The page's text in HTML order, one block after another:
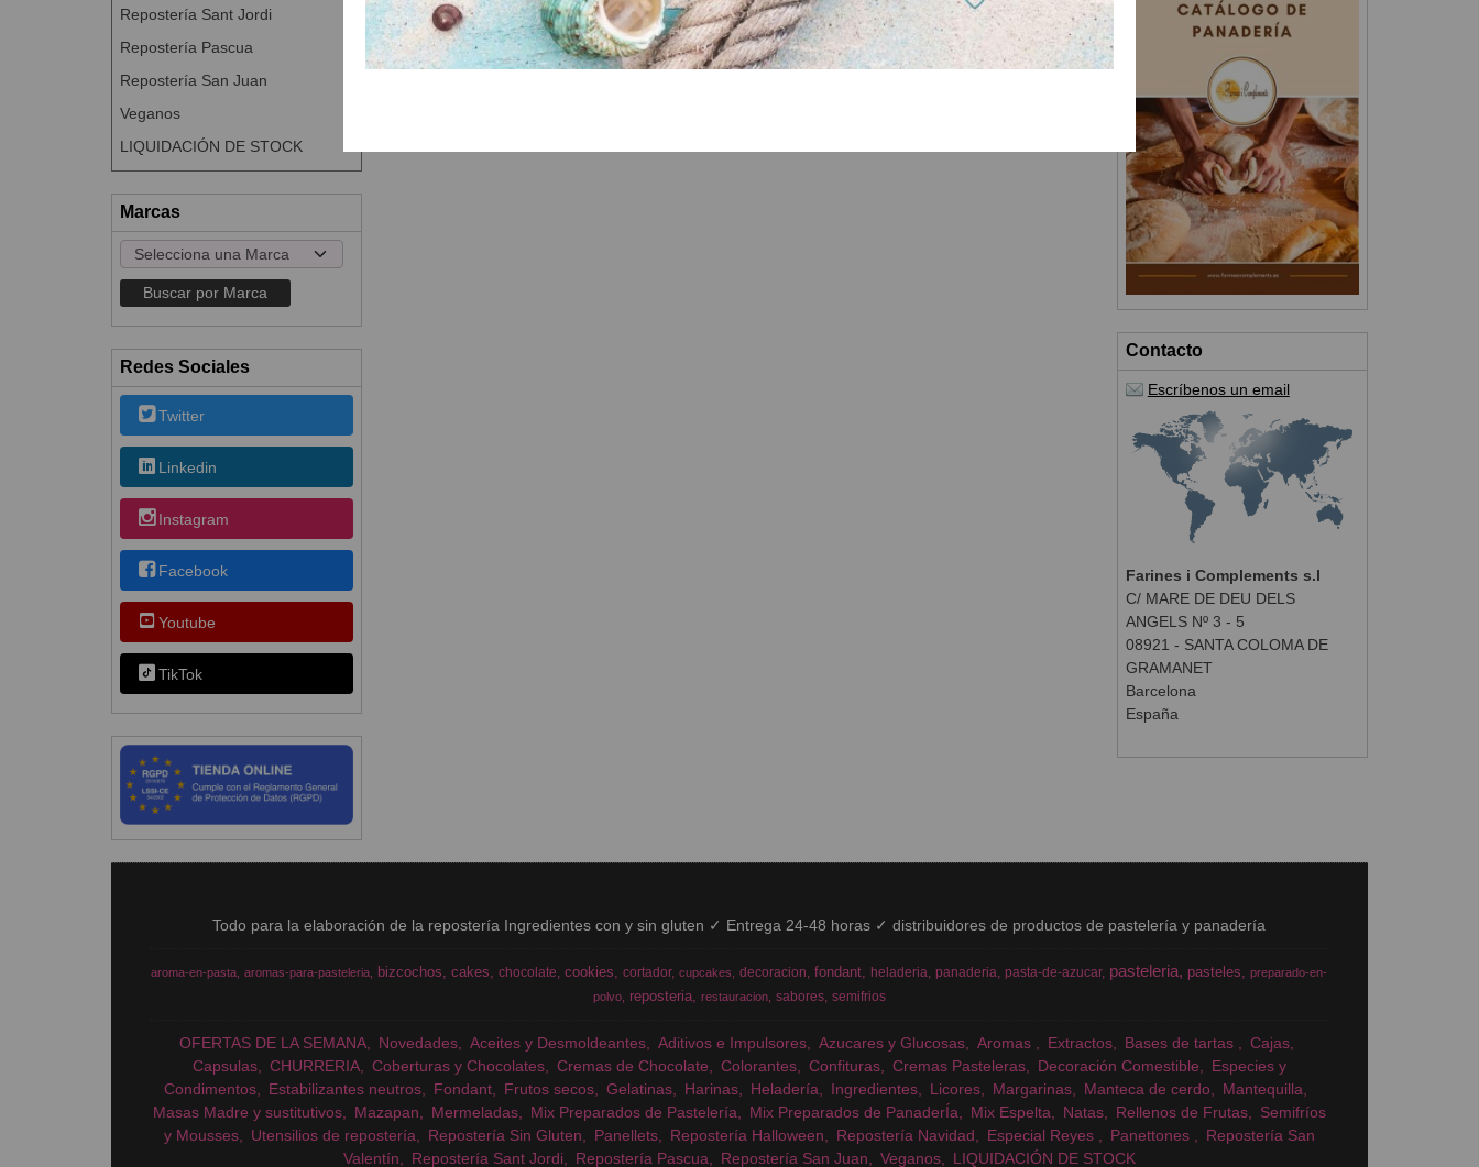
Repostería Sant Jordi
Repostería Pascua
Repostería San Juan
Veganos
LIQUIDACIÓN DE STOCK
Marcas
Redes Sociales
Twitter
Linkedin
Instagram
Facebook
Youtube
TikTok
Contacto
Escríbenos un email
Farines i Complements s.l
C/ MARE DE DEU DELS
ANGELS Nº 3 - 5
08921 - SANTA COLOMA DE
GRAMANET
Barcelona
España
Todo para la elaboración de la repostería Ingredientes con y sin gluten ✓ Entrega 24-48 horas ✓ distribuidores de productos de pastelería y panadería
aroma-en-pasta aromas-para-pasteleria bizcochos cakes chocolate cookies cortador cupcakes decoracion fondant heladeria panaderia pasta-de-azucar pasteleria pasteles
preparado-en-
polvo
reposteria restauracion sabores semifrios
OFERTAS DE LA SEMANA Novedades Aceites y Desmoldeantes Aditivos e Impulsores Azucares y Glucosas Aromas Extractos Bases de tartas
Cajas
Capsulas
CHURRERIA Coberturas y Chocolates Cremas de Chocolate Colorantes Confituras Cremas Pasteleras Decoración Comestible
Especies y
Condimentos
Estabilizantes neutros Fondant Frutos secos Gelatinas Harinas Heladería Ingredientes Licores Margarinas Manteca de cerdo
Mantequilla
Masas Madre y sustitutivos
Mazapan Mermeladas Mix Preparados de Pastelería Mix Preparados de PanaderÍa Mix Espelta Natas Rellenos de Frutas
Semifríos
y Mousses
Utensilios de repostería Repostería Sin Gluten Panellets Repostería Halloween Repostería Navidad Especial Reyes Panettones
Repostería San
Valentín
Repostería Sant Jordi Repostería Pascua Repostería San Juan Veganos LIQUIDACIÓN DE STOCK